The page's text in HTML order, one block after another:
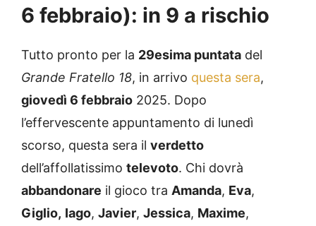
6 febbraio): in 9 a rischio
Tutto pronto per la 29esima puntata del
Grande Fratello 18, in arrivo questa sera,
giovedì 6 febbraio 2025. Dopo
l’effervescente appuntamento di lunedì
scorso, questa sera il verdetto
dell’affollatissimo televoto. Chi dovrà
abbandonare il gioco tra Amanda, Eva,
Giglio, Iago, Javier, Jessica, Maxime,